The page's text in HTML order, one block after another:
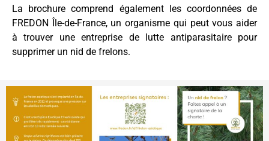
La brochure comprend également les coordonnées de
FREDON Île-de-France, un organisme qui peut vous aider
à trouver une entreprise de lutte antiparasitaire pour
supprimer un nid de frelons.